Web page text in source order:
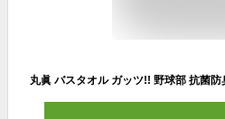
丸眞 バスタオル ガッツ!! 野球部 抗菌